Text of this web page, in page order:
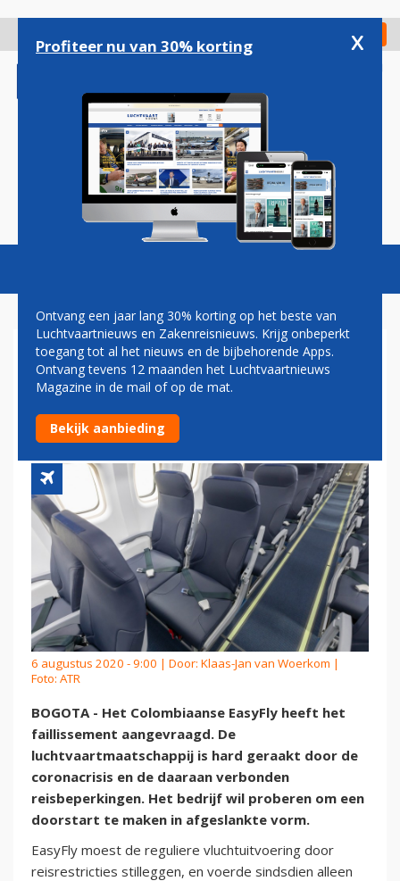
gaan
Check in
Magazine Podcasts Vacatures
EASYFLY VRAAGT
FAILLISSEMENT AAN DOOR
CORONACRISIS
6 augustus 2020 - 9:00 | Door: Klaas-Jan van Woerkom |
Foto: ATR
BOGOTA - Het Colombiaanse EasyFly heeft het
faillissement aangevraagd. De
luchtvaartmaatschappij is hard geraakt door de
coronacrisis en de daaraan verbonden
reisbeperkingen. Het bedrijf wil proberen om een
doorstart te maken in afgeslankte vorm.
EasyFly moest de reguliere vluchtuitvoering door
reisrestricties stilleggen, en voerde sindsdien alleen
Profiteer nu van 30% korting x
Ontvang een jaar lang 30% korting op het beste van
Luchtvaartnieuws en Zakenreisnieuws. Krijg onbeperkt
toegang tot al het nieuws en de bijbehorende Apps.
Ontvang tevens 12 maanden het Luchtvaartnieuws
Magazine in de mail of op de mat.
Bekijk aanbieding